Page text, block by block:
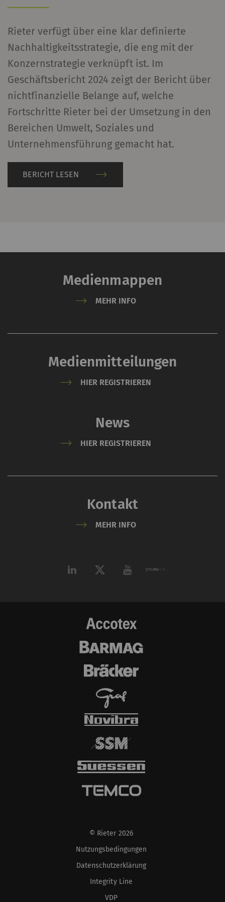
Rieter verfügt über eine klar definierte
Nachhaltigkeitsstrategie, die eng mit der
Konzernstrategie verknüpft ist. Im
Geschäftsbericht 2024 zeigt der Bericht über
nichtfinanzielle Belange auf, welche
Fortschritte Rieter bei der Umsetzung in den
Bereichen Umwelt, Soziales und
Unternehmensführung gemacht hat.
BERICHT LESEN
Medienmappen
MEHR INFO
Medienmitteilungen
HIER REGISTRIEREN
News
HIER REGISTRIEREN
Kontakt
MEHR INFO
© Rieter 2026
Nutzungsbedingungen
Datenschutzerklärung
Integrity Line
VDP